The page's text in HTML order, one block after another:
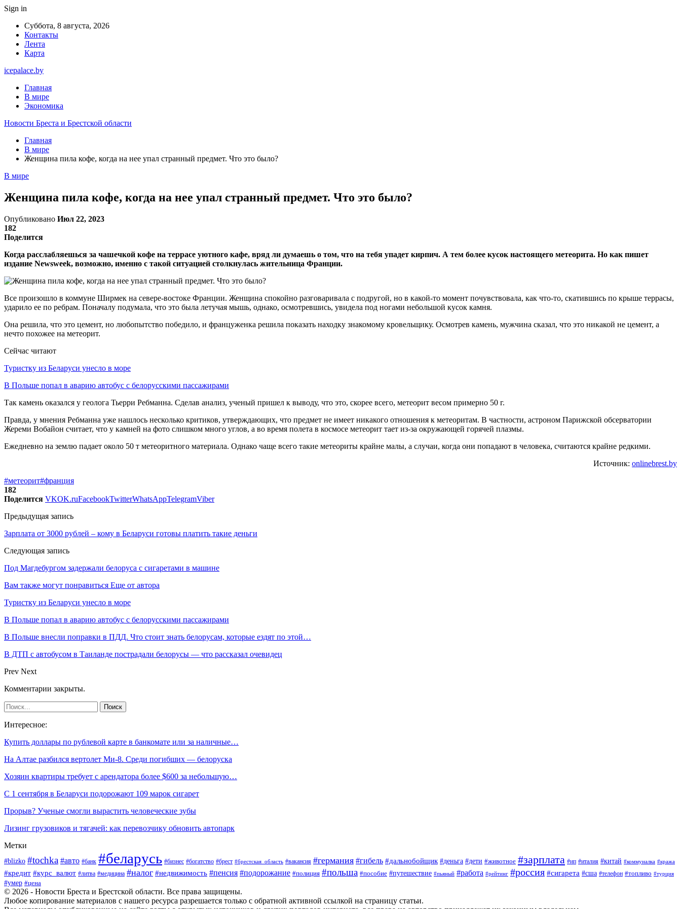
Sign in
Суббота, 8 августа, 2026
Контакты
Лента
Карта
icepalace.by
Главная
В мире
Экономика
Новости Бреста и Брестской области
Главная
В мире
Женщина пила кофе, когда на нее упал странный предмет. Что это было?
В мире
Женщина пила кофе, когда на нее упал странный предмет. Что это было?
Опубликовано Июл 22, 2023
182
Поделится
Когда расслабляешься за чашечкой кофе на террасе уютного кафе, вряд ли думаешь о том, что на тебя упадет кирпич. А тем более кусок настоящего метеорита. Но как пишет
издание Newsweek, возможно, именно с такой ситуацией столкнулась жительница Франции.
Все произошло в коммуне Ширмек на севере-востоке Франции. Женщина спокойно разговаривала с подругой, но в какой-то момент почувствовала, как что-то, скатившись по крыше террасы,
ударило ее по ребрам. Поначалу подумала, что это была летучая мышь, однако, осмотревшись, увидела под ногами небольшой кусок камня.
Она решила, что это цемент, но любопытство победило, и француженка решила показать находку знакомому кровельщику. Осмотрев камень, мужчина сказал, что это никакой не цемент, а
нечто похожее на метеорит.
Сейчас читают
Туристку из Беларуси унесло в море
В Польше попал в аварию автобус с белорусскими пассажирами
Так камень оказался у геолога Тьерри Ребманна. Сделав анализ, ученый пришел к выводу, что это, скорее всего, метеорит весом примерно 50 г.
Правда, у мнения Ребманна уже нашлось несколько критиков, утверждающих, что предмет не имеет никакого отношения к метеоритам. В частности, астроном Парижской обсерватории
Жереми Вобайон считает, что у камней на фото слишком много углов, а во время полета в космосе метеорит тает из-за окружающей горячей плазмы.
Ежедневно на землю падает около 50 т метеоритного материала. Однако чаще всего такие метеориты крайне малы, а случаи, когда они попадают в человека, считаются крайне редкими.
Источник: onlinebrest.by
#метеорит#франция
182
Поделится VKOK.ruFacebookTwitterWhatsAppTelegramViber
Предыдущая запись
Зарплата от 3000 рублей – кому в Беларуси готовы платить такие деньги
Следующая запись
Под Магдебургом задержали белоруса с сигаретами в машине
Вам также могут понравиться Еще от автора
Туристку из Беларуси унесло в море
В Польше попал в аварию автобус с белорусскими пассажирами
В Польше внесли поправки в ПДД. Что стоит знать белорусам, которые ездят по этой…
В ДТП с автобусом в Таиланде пострадали белорусы — что рассказал очевидец
Prev Next
Комментарии закрыты.
Интересное:
Купить доллары по рублевой карте в банкомате или за наличные…
На Алтае разбился вертолет Ми-8. Среди погибших — белоруска
Хозяин квартиры требует с арендатора более $600 за небольшую…
С 1 сентября в Беларуси подорожают 109 марок сигарет
Прорыв? Ученые смогли вырастить человеческие зубы
Лизинг грузовиков и тягачей: как перевозчику обновить автопарк
Метки
#blizko #tochka #авто #банк #беларусь #бизнес #богатство #брест #брестская_область #вакансия #германия #гибель #дальнобойщик #деньга #дети #животное #зарплата #ип #италия #китай #коммуналка #кража
#кредит #курс_валют #литва #медицина #налог #недвижимость #пенсия #подорожание #полиция #польша #пособие #путешествие #пьяный #работа #рейтинг #россия #сигарета #сша #телефон #топливо #турция
#умер #цена
© 2026 - Новости Бреста и Брестской области. Все права защищены.
Любое копирование материалов с нашего ресурса разрешается только с обратной активной ссылкой на страницу статьи.